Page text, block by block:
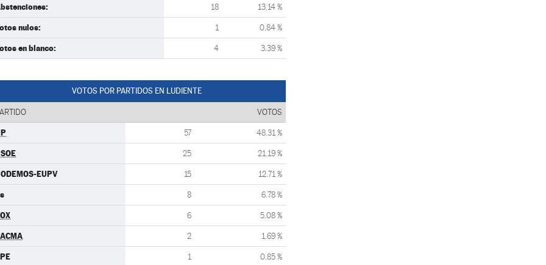
18 13.14 %
nulos: 1 0.84 %
en blanco: 4 3.39 %
VOTOS POR PARTIDOS EN LUDIENTE
VOTOS
57 48.31 %
25 21.19 %
EUPV 15 12.71 %
8 6.78 %
6 5.08 %
2 1.69 %
1 0.85 %